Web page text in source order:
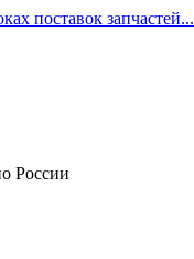
поставок запчастей...
России